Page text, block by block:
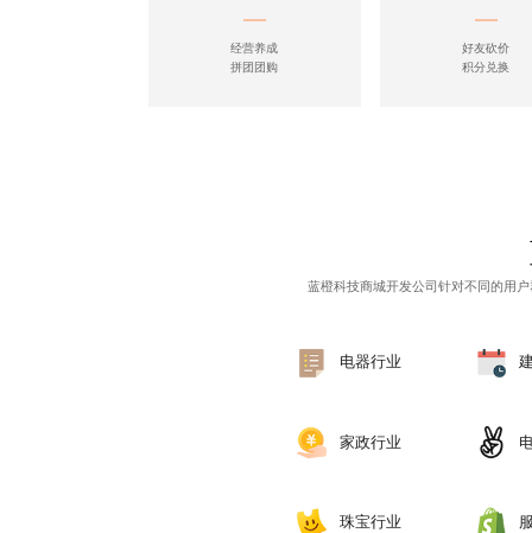
经营养成
拼团团购
好友砍价
积分兑换
蓝橙科技商城开发公司针对不同的用
电器行业
家政行业
珠宝行业